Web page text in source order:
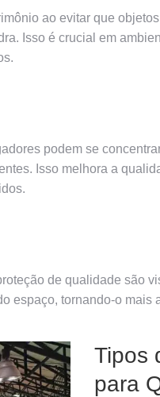
ao evitar que
Isso é crucial em
podem se
Isso melhora a
de qualidade são
espaço, tornando-o mais
Tipos
para